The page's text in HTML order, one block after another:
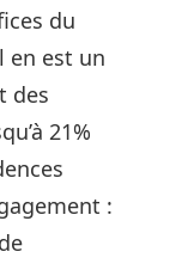
du
en est un
des
21%
: